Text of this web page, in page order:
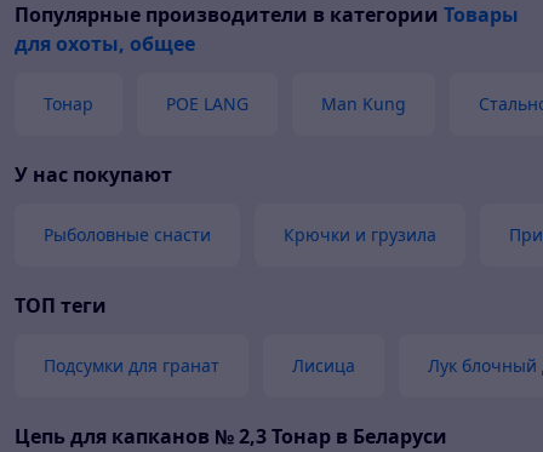
Популярные производители в категории Товары
для охоты, общее
Тонар POE LANG Man Kung
У нас покупают
Рыболовные снасти Крючки и грузила
ТОП теги
Подсумки для гранат Лисица Лук блочный
Цепь для капканов № 2,3 Тонар в Беларуси